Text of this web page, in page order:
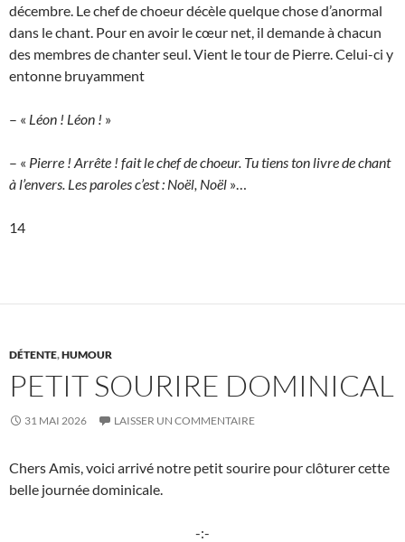
décembre. Le chef de choeur décèle quelque chose d’anormal
dans le chant. Pour en avoir le cœur net, il demande à chacun
des membres de chanter seul. Vient le tour de Pierre. Celui-ci y
entonne bruyamment
– « Léon ! Léon ! »
– « Pierre ! Arrête ! fait le chef de choeur. Tu tiens ton livre de chant
à l’envers. Les paroles c’est : Noël, Noël »…
14
DÉTENTE,HUMOUR
PETIT SOURIRE DOMINICAL
31 MAI 2026 LAISSER UN COMMENTAIRE
Chers Amis, voici arrivé notre petit sourire pour clôturer cette
belle journée dominicale.
-:-